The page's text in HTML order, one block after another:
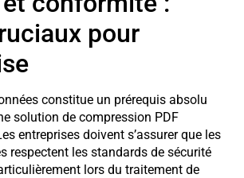
pour
constitue un prérequis absolu
solution de compression PDF
entreprises doivent s’assurer que les
respectent les standards de sécurité
lors du traitement de